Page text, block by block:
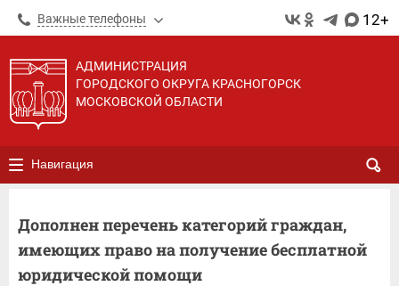
Важные телефоны 12+
АДМИНИСТРАЦИЯ
ГОРОДСКОГО ОКРУГА КРАСНОГОРСК
МОСКОВСКОЙ ОБЛАСТИ
Навигация
Дополнен перечень категорий граждан,
имеющих право на получение бесплатной
юридической помощи